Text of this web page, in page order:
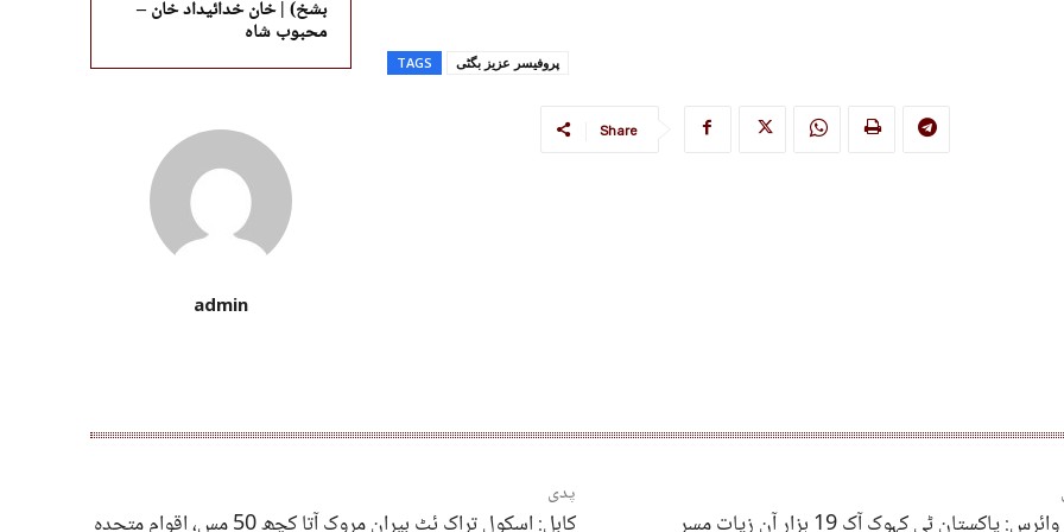
بشخ) | خان خدائیداد خان –
محبوب شاہ
admin
TAGS پروفیسر عزیز بگٹی
Share
پدی
کابل: اسکول تراک ئٹ بیران مروک آتا کچھ 50 مس، اقوام متحدہ پاکستان ٹی کہوک آک 19 ہزار آن زیات مسر